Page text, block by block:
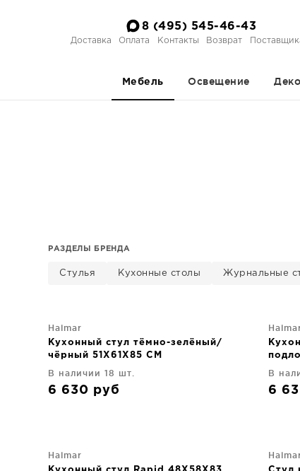
8 (495) 545-46-43
Доставка Оплата Контакты Возврат
Мебель Освещение
РАЗДЕЛЫ БРЕНДА
Стулья Кухонные столы Журнальные
Halmar
Кухонный стул тёмно-зелёный/
чёрный 51X61X85 CM
В наличии 18 шт.
6 630 руб
В
6
Halmar